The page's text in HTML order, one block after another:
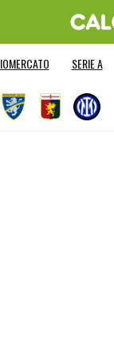
SERIE A